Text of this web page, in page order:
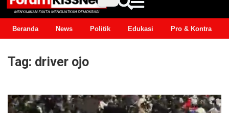
Beranda News Politik Edukasi Pro & Kontra
Tag: driver ojo